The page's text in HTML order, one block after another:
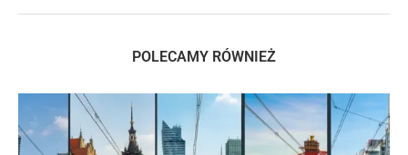
POLECAMY RÓWNIEŻ